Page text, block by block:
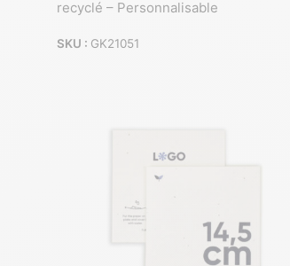
recyclé – Personnalisable
SKU : GK21051